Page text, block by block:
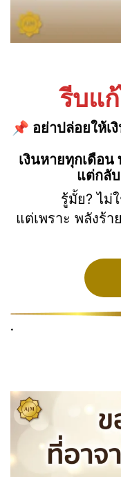
รีบแ
📌 อย่าปล่อยให้เ
เงินหายทุกเดือน
แต่กลับ
รู้มั้ย? ไม่
แต่เพราะ พลังร้
.